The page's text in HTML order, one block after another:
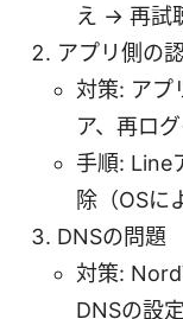
え → 再試
アプリ側の
対策: アプ
ア、再ロ
手順: Line
除（OSに
DNSの問題
対策:
DNSの設